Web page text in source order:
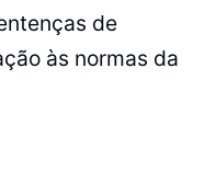
de
às normas da